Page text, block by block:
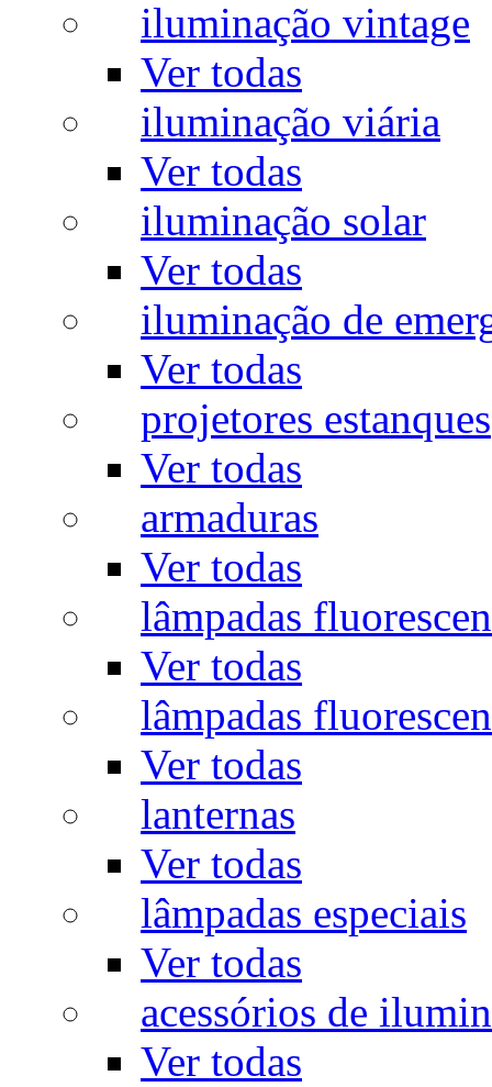
iluminação vintage
Ver todas
iluminação viária
Ver todas
iluminação solar
Ver todas
iluminação de
Ver todas
projetores estanques
Ver todas
armaduras
Ver todas
lâmpadas
Ver todas
lâmpadas
Ver todas
lanternas
Ver todas
lâmpadas especiais
Ver todas
acessórios de
Ver todas